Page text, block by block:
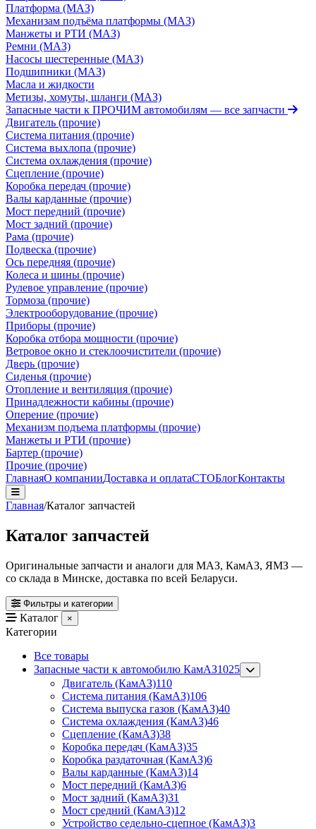
Платформа (МАЗ)
Механизам подъёма платформы (МАЗ)
Манжеты и РТИ (МАЗ)
Ремни (МАЗ)
Насосы шестеренные (МАЗ)
Подшипники (МАЗ)
Масла и жидкости
Метизы, хомуты, шланги (МАЗ)
Запасные части к ПРОЧИМ автомобилям — все запчасти
Двигатель (прочие)
Система питания (прочие)
Система выхлопа (прочие)
Система охлаждения (прочие)
Сцепление (прочие)
Коробка передач (прочие)
Валы карданные (прочие)
Мост передний (прочие)
Мост задний (прочие)
Рама (прочие)
Подвеска (прочие)
Ось передняя (прочие)
Колеса и шины (прочие)
Рулевое управление (прочие)
Тормоза (прочие)
Электрооборудование (прочие)
Приборы (прочие)
Коробка отбора мощности (прочие)
Ветровое окно и стеклоочистители (прочие)
Дверь (прочие)
Сиденья (прочие)
Отопление и вентиляция (прочие)
Принадлежности кабины (прочие)
Оперение (прочие)
Механизм подъема платформы (прочие)
Манжеты и РТИ (прочие)
Бартер (прочие)
Прочие (прочие)
ГлавнаяО компанииДоставка и оплатаСТОБлогКонтакты
Главная/Каталог запчастей
Каталог запчастей
Оригинальные запчасти и аналоги для МАЗ, КамАЗ, ЯМЗ —
со склада в Минске, доставка по всей Беларуси.
Фильтры и категории
Каталог ×
Категории
Все товары
Запасные части к автомобилю КамАЗ1025
Двигатель (КамАЗ)110
Система питания (КамАЗ)106
Система выпуска газов (КамАЗ)40
Система охлаждения (КамАЗ)46
Сцепление (КамАЗ)38
Коробка передач (КамАЗ)35
Коробка раздаточная (КамАЗ)6
Валы карданные (КамАЗ)14
Мост передний (КамАЗ)6
Мост задний (КамАЗ)31
Мост средний (КамАЗ)12
Устройство седельно-сцепное (КамАЗ)3